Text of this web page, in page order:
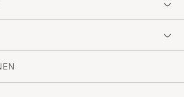
CAREOFCARL.COM